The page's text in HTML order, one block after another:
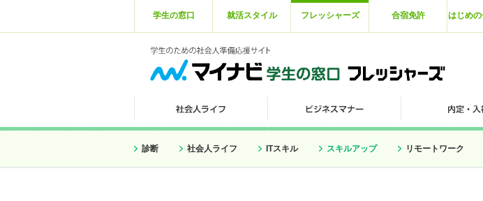
学生の窓口 就活スタイル フレッシャーズ 合宿免許 はじめ
診断 社会人ライフ ITスキル スキルアップ リモートワーク